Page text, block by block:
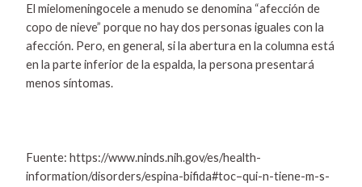
El mielomeningocele a menudo se denomina “afección de
copo de nieve” porque no hay dos personas iguales con la
afección. Pero, en general, si la abertura en la columna está
en la parte inferior de la espalda, la persona presentará
menos síntomas.
Fuente:https://www.ninds.nih.gov/es/health-
information/disorders/espina-bifida#toc–qui-n-tiene-m-s-